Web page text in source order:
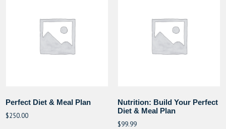
Perfect Diet & Meal Plan
$250.00
Nutrition: Build Your Perfect
Diet & Meal Plan
$99.99